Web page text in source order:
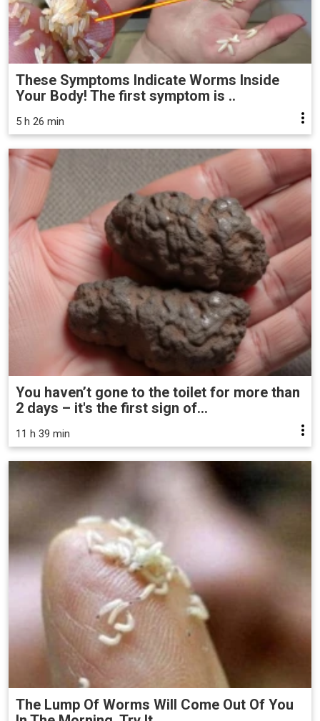
These Symptoms Indicate Worms Inside
Your Body! The first symptom is ..
5 h 26 min
You haven’t gone to the toilet for more than
2 days – it's the first sign of...
11 h 39 min
The Lump Of Worms Will Come Out Of You